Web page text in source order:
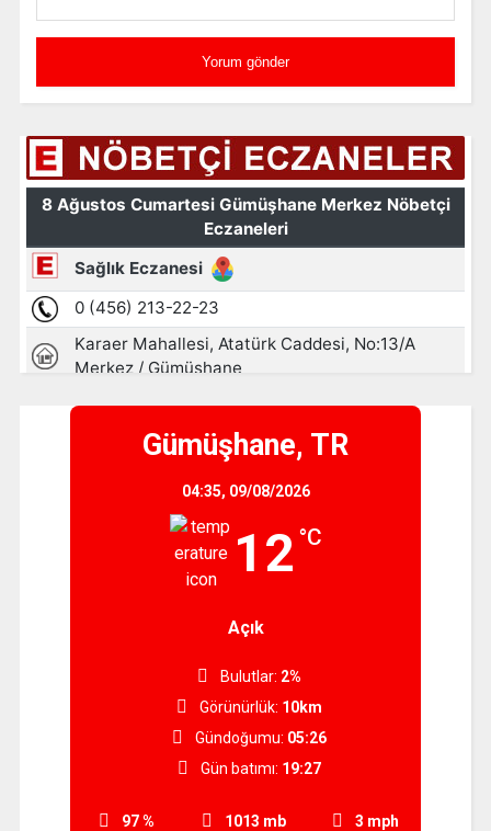
Gümüşhane, TR
04:35, 09/08/2026
12 °C
Açık
97 % 1013 mb 3 mph
Bulutlar: 2%
Görünürlük: 10km
Gündoğumu: 05:26
Gün batımı: 19:27